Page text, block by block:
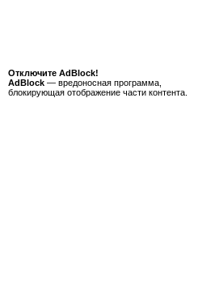
Отключите AdBlock!
AdBlock — вредоносная программа,
блокирующая отображение части контента.